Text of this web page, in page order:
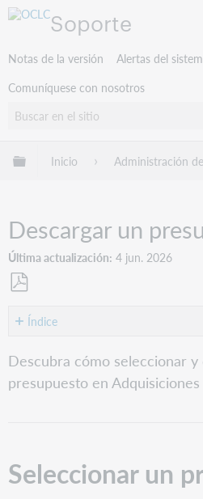
Soporte
Notas de la versión
Alertas del
Comuníquese con nosotros
Expandir/contraer jerarquía
Inicio Administración
Descargar un
Última actualización 4 jun. 2026
comoÍndice
Seleccionar
un
presupuesto
Descubra cómo seleccionar y
presupuesto en
Seleccionar un